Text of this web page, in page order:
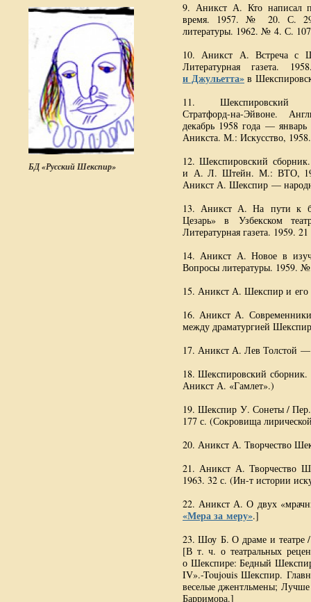
БД «Русский Шекспир»
9. Аникст А. Кто написал
время. 1957. № 20. С.
литературы. 1962. № 4. С.
10. Аникст А. Встреча с
Литературная газета.
и Джульетта» в
11. Шекспировский
Стратфорд-на-Эйвоне.
декабрь 1958 года —
Аникста. М.: Искусство,
12. Шекспировский
и А. Л. Штейн. М.: ВТО,
Аникст А. Шекспир —
13. Аникст А. На пути к
Цезарь» в Узбекском
Литературная газета. 1959.
14. Аникст А. Новое в
Вопросы литературы. 1959.
15. Аникст А. Шекспир и его
16. Аникст А.
между драматургией
17. Аникст А. Лев Толстой —
18. Шекспировский
Аникст А. «Гамлет».)
19. Шекспир У. Сонеты /
177 с. (Сокровища
20. Аникст А. Творчество
21. Аникст А. Творчество
1963. 32 с. (Ин-т истории
22. Аникст А. О двух
«Мера за меру».]
23. Шоу Б. О драме и театре
[В т. ч. о театральных
о Шекспире: Бедный
IV».-Toujouis Шекспир.
веселые джентльмены;
Барримора.]